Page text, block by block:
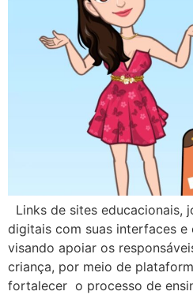
Links de sites educacionais,
digitais com suas interfaces e
visando apoiar os
criança, por meio de
fortalecer o processo de